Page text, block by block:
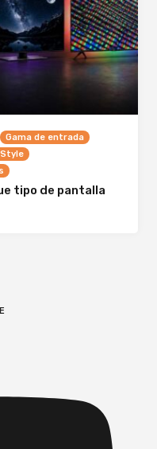
Gama de entrada
tipo de pantalla